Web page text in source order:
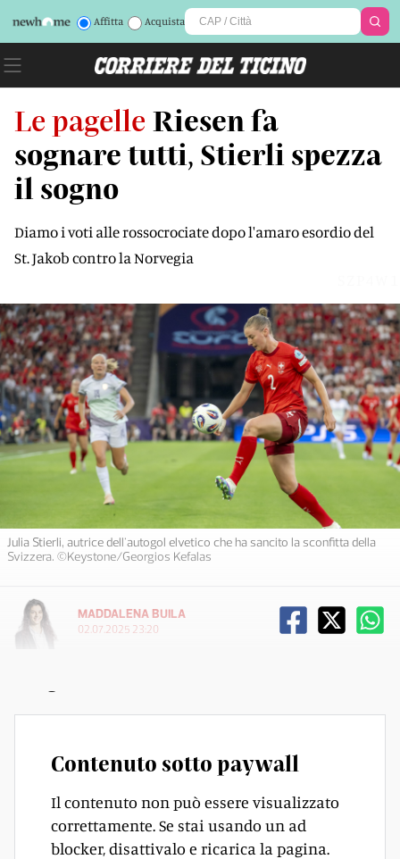
Affitta Acquista
Le pagelle Riesen fa
sognare tutti, Stierli spezza
il sogno
Diamo i voti alle rossocrociate dopo l'amaro esordio del
St. Jakob contro la Norvegia
Julia Stierli, autrice dell'autogol elvetico che ha sancito la sconfitta della
Svizzera. ©Keystone/Georgios Kefalas
MADDALENA BUILA
02.07.2025 23:20
Contenuto sotto paywall
Il contenuto non può essere visualizzato
correttamente. Se stai usando un ad
blocker, disattivalo e ricarica la pagina.